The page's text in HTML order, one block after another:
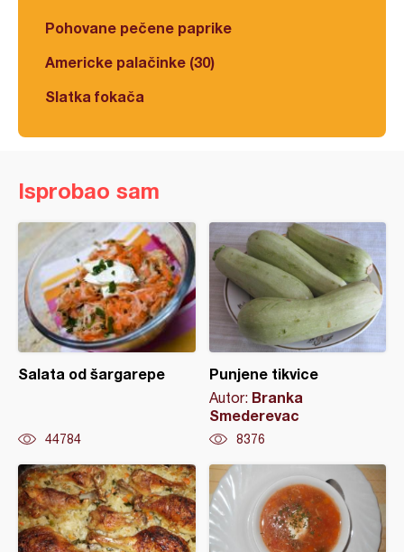
Pohovane pečene paprike
Americke palačinke (30)
Slatka fokača
Isprobao sam
Salata od šargarepe
44784
Punjene tikvice
Autor: Branka
Smederevac
8376